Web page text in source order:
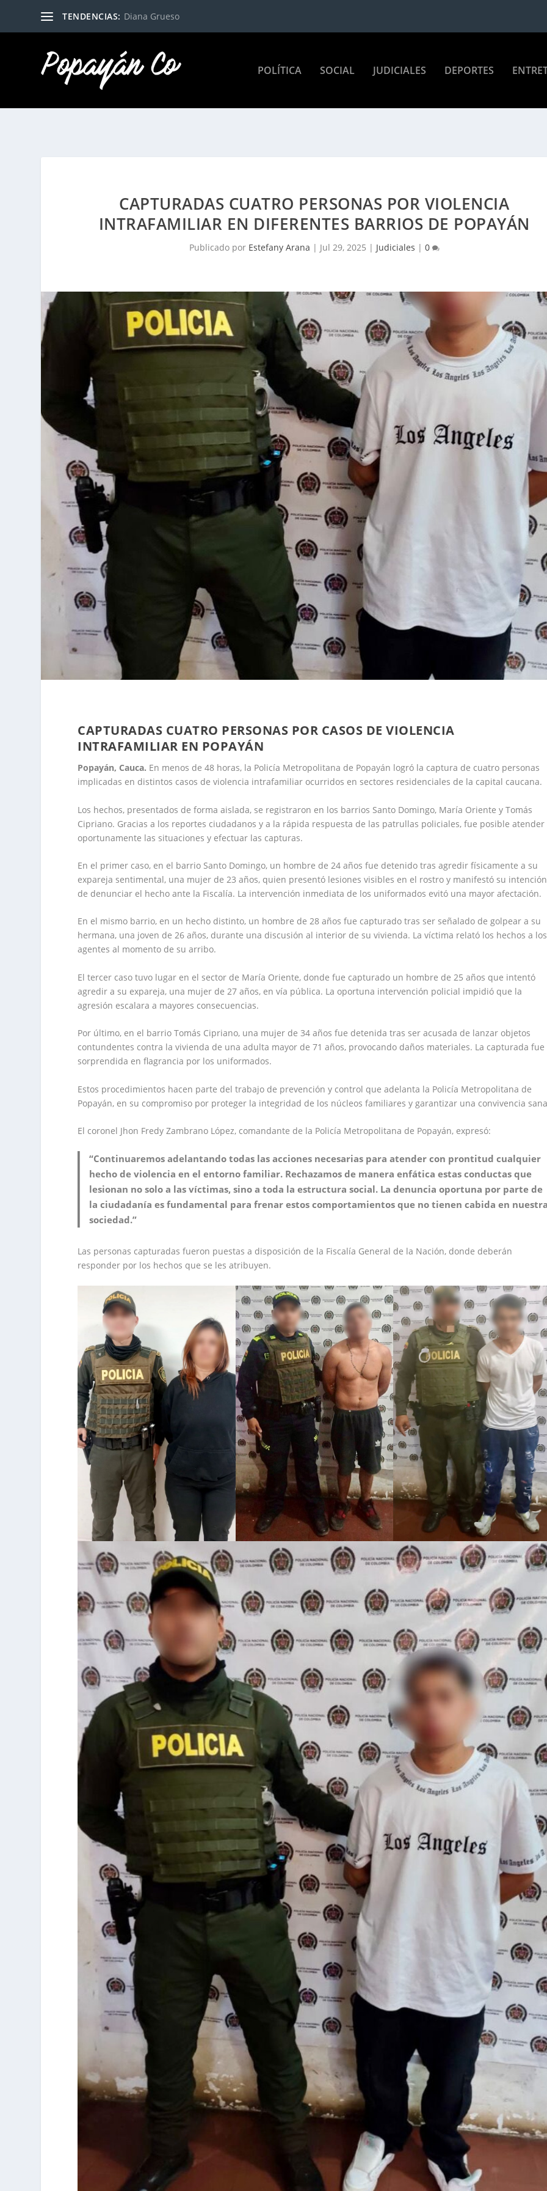
TENDENCIAS: Diana Grueso
POLÍTICA SOCIAL JUDICIALES DEPORTES
CAPTURADAS CUATRO PERSONAS POR VIOLENCIA
INTRAFAMILIAR EN DIFERENTES BARRIOS DE POPAYÁN
Publicado por Estefany Arana | Jul 29, 2025 | Judiciales | 0
CAPTURADAS CUATRO PERSONAS POR CASOS DE VIOLENCIA
INTRAFAMILIAR EN POPAYÁN
Popayán, Cauca. En menos de 48 horas, la Policía Metropolitana de Popayán logró la captura de cuatro personas
implicadas en distintos casos de violencia intrafamiliar ocurridos en sectores residenciales de la capital caucana.
Los hechos, presentados de forma aislada, se registraron en los barrios Santo Domingo, María Oriente y Tomás
Cipriano. Gracias a los reportes ciudadanos y a la rápida respuesta de las patrullas policiales, fue posible atender
oportunamente las situaciones y efectuar las capturas.
En el primer caso, en el barrio Santo Domingo, un hombre de 24 años fue detenido tras agredir físicamente a su
expareja sentimental, una mujer de 23 años, quien presentó lesiones visibles en el rostro y manifestó su intención
de denunciar el hecho ante la Fiscalía. La intervención inmediata de los uniformados evitó una mayor afectación.
En el mismo barrio, en un hecho distinto, un hombre de 28 años fue capturado tras ser señalado de golpear a su
hermana, una joven de 26 años, durante una discusión al interior de su vivienda. La víctima relató los hechos a los
agentes al momento de su arribo.
El tercer caso tuvo lugar en el sector de María Oriente, donde fue capturado un hombre de 25 años que intentó
agredir a su expareja, una mujer de 27 años, en vía pública. La oportuna intervención policial impidió que la
agresión escalara a mayores consecuencias.
Por último, en el barrio Tomás Cipriano, una mujer de 34 años fue detenida tras ser acusada de lanzar objetos
contundentes contra la vivienda de una adulta mayor de 71 años, provocando daños materiales. La capturada fue
sorprendida en flagrancia por los uniformados.
Estos procedimientos hacen parte del trabajo de prevención y control que adelanta la Policía Metropolitana de
Popayán, en su compromiso por proteger la integridad de los núcleos familiares y garantizar una convivencia
El coronel Jhon Fredy Zambrano López, comandante de la Policía Metropolitana de Popayán, expresó:
“Continuaremos adelantando todas las acciones necesarias para atender con prontitud cualquier
hecho de violencia en el entorno familiar. Rechazamos de manera enfática estas conductas que
lesionan no solo a las víctimas, sino a toda la estructura social. La denuncia oportuna por parte de
la ciudadanía es fundamental para frenar estos comportamientos que no tienen cabida en
sociedad.”
Las personas capturadas fueron puestas a disposición de la Fiscalía General de la Nación, donde deberán
responder por los hechos que se les atribuyen.